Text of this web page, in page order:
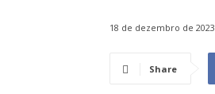
18 de dezembro de 2023
Share